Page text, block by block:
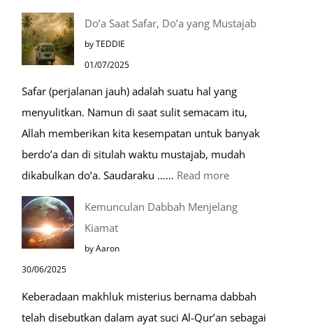
Tempat-
Tempat
Mustajab
Berdoa
Saat
Umroh
Do’a Saat Safar, Do’a yang Mustajab
by TEDDIE
01/07/2025
Safar (perjalanan jauh) adalah suatu hal yang
menyulitkan. Namun di saat sulit semacam itu,
Allah memberikan kita kesempatan untuk banyak
berdo’a dan di situlah waktu mustajab, mudah
dikabulkan do’a. Saudaraku …… Read more:
Saat
Mustajab
Kemunculan Dabbah Menjelang
Kiamat
by Aaron
30/06/2025
Keberadaan makhluk misterius bernama dabbah
telah disebutkan dalam ayat suci Al-Qur’an sebagai